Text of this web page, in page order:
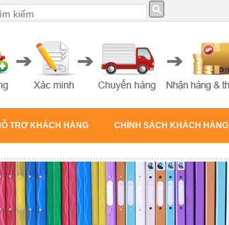
TRỢ KHÁCH HÀNG CHÍNH SÁCH KHÁCH HÀNG